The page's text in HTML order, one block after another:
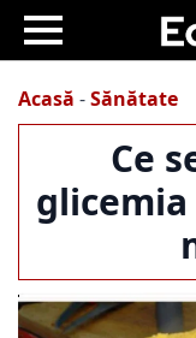
Acasă -Sănătate
Ce